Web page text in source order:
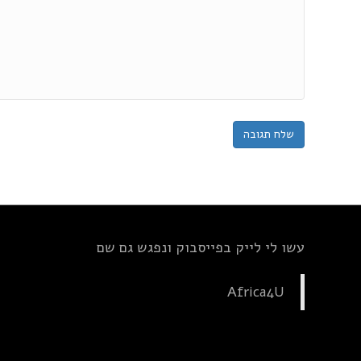
עשו לי לייק בפייסבוק ונפגש גם שם
Africa4U